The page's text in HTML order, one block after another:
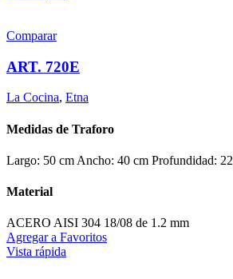
Comparar
ART. 720E
La Cocina, Etna
Medidas de Traforo
Largo: 50 cm Ancho: 40 cm Profundidad:
Material
ACERO AISI 304 18/08 de 1.2 mm
Agregar a Favoritos
Vista rápida